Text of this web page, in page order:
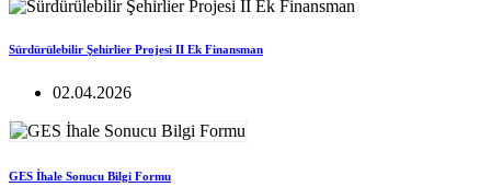
Sürdürülebilir Şehirlier Projesi II Ek Finansman
02.04.2026
GES İhale Sonucu Bilgi Formu